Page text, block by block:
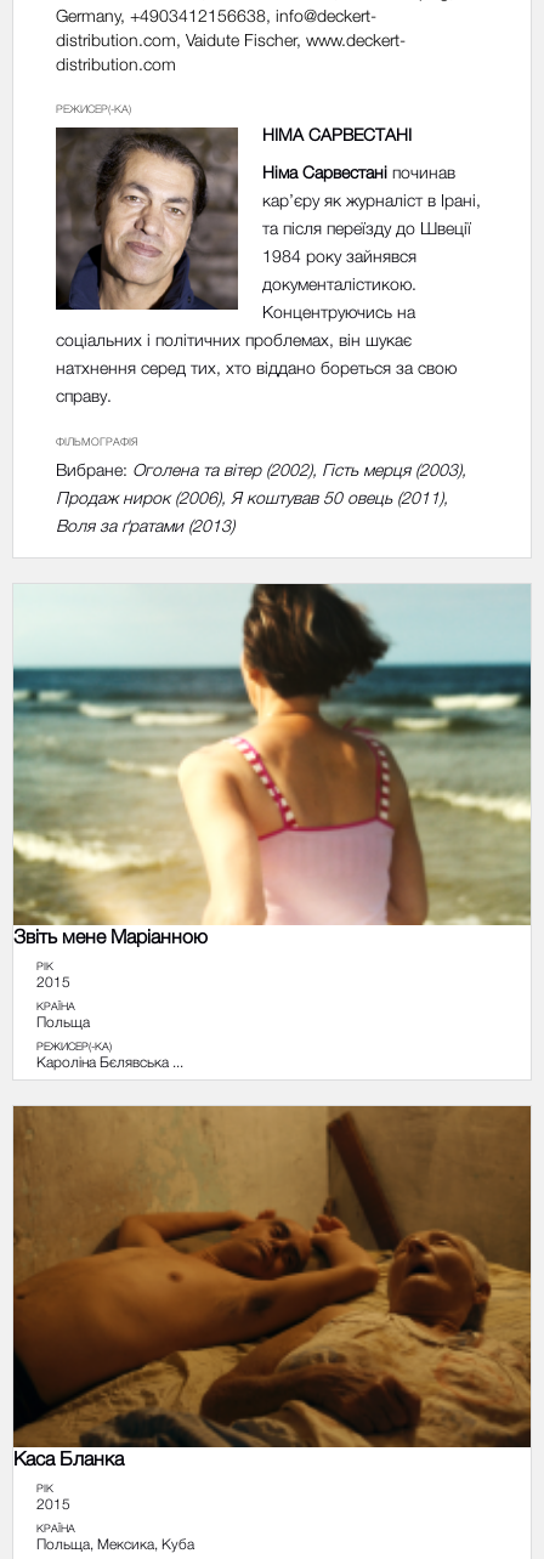
Germany, +4903412156638, info@deckert-
distribution.com, Vaidute Fischer, www.deckert-
distribution.com
РЕЖИСЕР(-КА)
НІМА САРВЕСТАНІ
Німа Сарвестані починав
кар’єру як журналіст в Ірані,
та після переїзду до Швеції
1984 року зайнявся
документалістикою.
Концентруючись на
соціальних і політичних проблемах, він шукає
натхнення серед тих, хто віддано бореться за свою
справу.
ФІЛЬМОГРАФІЯ
Вибране: Оголена та вітер (2002), Гість мерця (2003),
Продаж нирок (2006), Я коштував 50 овець (2011),
Воля за ґратами (2013)
Звіть мене Маріанною
РІК
2015
КРАЇНА
Польща
РЕЖИСЕР(-КА)
Кароліна Бєлявська ...
Каса Бланка
РІК
2015
КРАЇНА
Польща, Мексика, Куба